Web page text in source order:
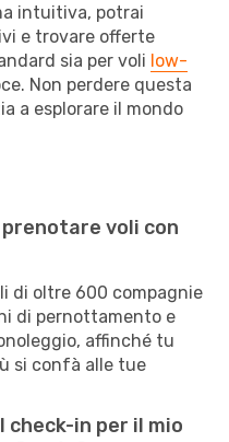
intuitiva, potrai
e trovare offerte
sia per voli low-
Non perdere questa
a esplorare il mondo
voli con
di oltre 600 compagnie
di pernottamento e
affinché tu
si confà alle tue
in per il mio